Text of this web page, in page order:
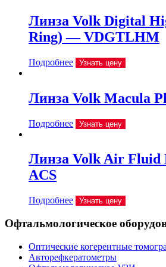
Линза Volk Digital
Ring) — VDGTLHM
Подробнее Узнать цену
Линза Volk Macula
Подробнее Узнать цену
Линза Volk Air Fluid
ACS
Подробнее Узнать цену
Офтальмологическое
Оптические когерентные
Авторефкератометры